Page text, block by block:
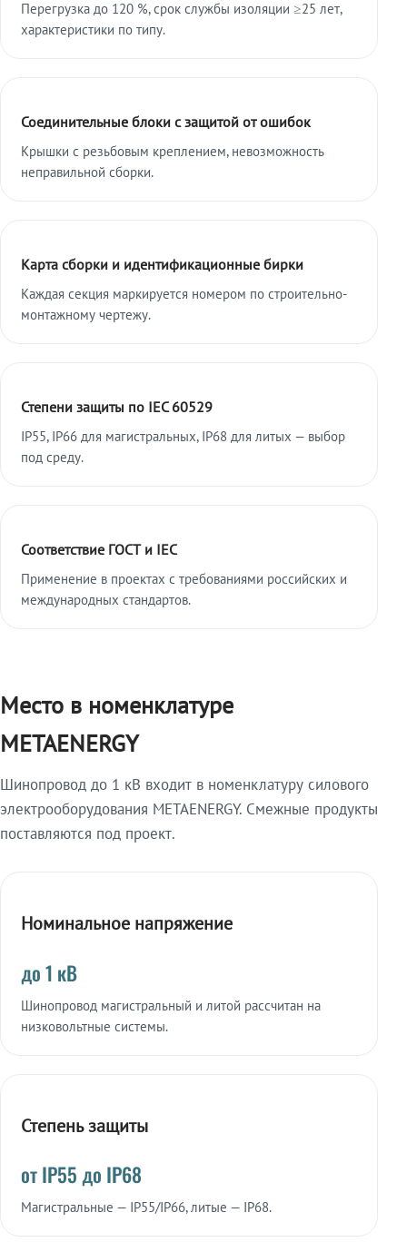
Перегрузка до 120 %, срок службы изоляции ≥25 лет,
характеристики по типу.
Соединительные блоки с защитой от ошибок
Крышки с резьбовым креплением, невозможность
неправильной сборки.
Карта сборки и идентификационные бирки
Каждая секция маркируется номером по строительно-
монтажному чертежу.
Степени защиты по IEC 60529
IP55, IP66 для магистральных, IP68 для литых — выбор
под среду.
Соответствие ГОСТ и IEC
Применение в проектах с требованиями российских и
международных стандартов.
Место в номенклатуре
METAENERGY
Шинопровод до 1 кВ входит в номенклатуру силового
электрооборудования METAENERGY. Смежные продукты
поставляются под проект.
Номинальное напряжение
до 1 кВ
Шинопровод магистральный и литой рассчитан на
низковольтные системы.
Степень защиты
от IP55 до IP68
Магистральные — IP55/IP66, литые — IP68.